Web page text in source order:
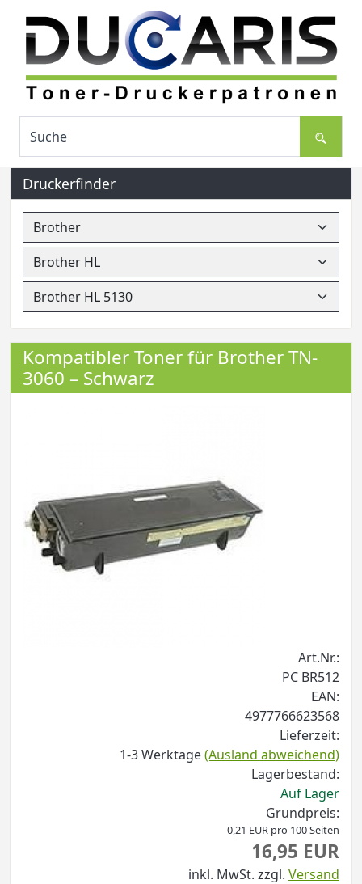
Druckerfinder
Kompatibler Toner für Brother TN-
3060 – Schwarz
Art.Nr.:
PC BR512
EAN:
4977766623568
Lieferzeit:
1-3 Werktage(Ausland abweichend)
Lagerbestand:
Auf Lager
Grundpreis:
0,21 EUR pro 100 Seiten
16,95 EUR
inkl. MwSt. zzgl. Versand